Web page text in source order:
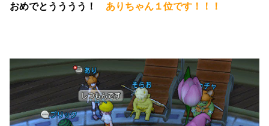
おめでとうううう！ ありちゃん１位です！！！